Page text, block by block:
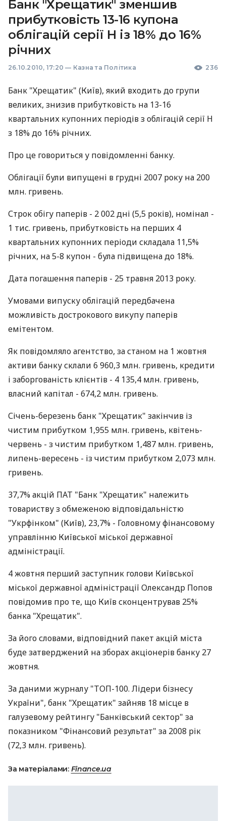
Банк "Хрещатик" зменшив
прибутковість 13-16 купона
облігацій серії Н із 18% до 16%
річних
26.10.2010, 17:20 — Казна та Політика 236
Банк "Хрещатик" (Київ), який входить до групи
великих, знизив прибутковість на 13-16
квартальних купонних періодів з облігацій серії Н
з 18% до 16% річних.
Про це говориться у повідомленні банку.
Облігації були випущені в грудні 2007 року на 200
млн. гривень.
Строк обігу паперів - 2 002 дні (5,5 років), номінал -
1 тис. гривень, прибутковість на перших 4
квартальних купонних періоди складала 11,5%
річних, на 5-8 купон - була підвищена до 18%.
Дата погашення паперів - 25 травня 2013 року.
Умовами випуску облігацій передбачена
можливість дострокового викупу паперів
емітентом.
Як повідомляло агентство, за станом на 1 жовтня
активи банку склали 6 960,3 млн. гривень, кредити
і заборгованість клієнтів - 4 135,4 млн. гривень,
власний капітал - 674,2 млн. гривень.
Січень-березень банк "Хрещатик" закінчив із
чистим прибутком 1,955 млн. гривень, квітень-
червень - з чистим прибутком 1,487 млн. гривень,
липень-вересень - із чистим прибутком 2,073 млн.
гривень.
37,7% акцій ПАТ "Банк "Хрещатик" належить
товариству з обмеженою відповідальністю
"Укрфінком" (Київ), 23,7% - Головному фінансовому
управлінню Київської міської державної
адміністрації.
4 жовтня перший заступник голови Київської
міської державної адміністрації Олександр Попов
повідомив про те, що Київ сконцентрував 25%
банка "Хрещатик".
За його словами, відповідний пакет акцій міста
буде затверджений на зборах акціонерів банку 27
жовтня.
За даними журналу "ТОП-100. Лідери бізнесу
України", банк "Хрещатик" зайняв 18 місце в
галузевому рейтингу "Банківський сектор" за
показником "Фінансовий результат" за 2008 рік
(72,3 млн. гривень).
За матеріалами: Finance.ua